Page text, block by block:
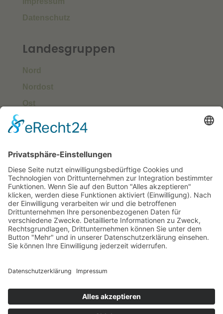
Datenschutz
Landesgruppen
Nord
Nordost
Ost
Süd
West
Deutscher Klub für Belgische Schäferhunde e.
V.
Grüntenstraße 30